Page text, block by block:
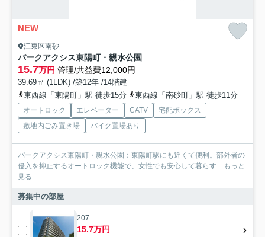
NEW
江東区南砂
パークアクシス東陽町・親水公園
15.7万円 管理/共益費12,000円
39.69㎡ (1LDK) /築12年 /14階建
東西線「東陽町」駅 徒歩15分
東西線「南砂町」駅 徒歩11分
オートロック エレベーター CATV
宅配ボックス
敷地内ごみ置き場
バイク置場あり
パークアクシス東陽町・親水公園：東陽町駅にも近くて便利。部外者の
侵入を抑止するオートロック機能で、女性でも安心して暮らす... もっと
見る
募集中の部屋
207
15.7万円